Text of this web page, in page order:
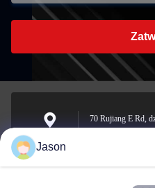
70 Rujiang E Rd,
Jason